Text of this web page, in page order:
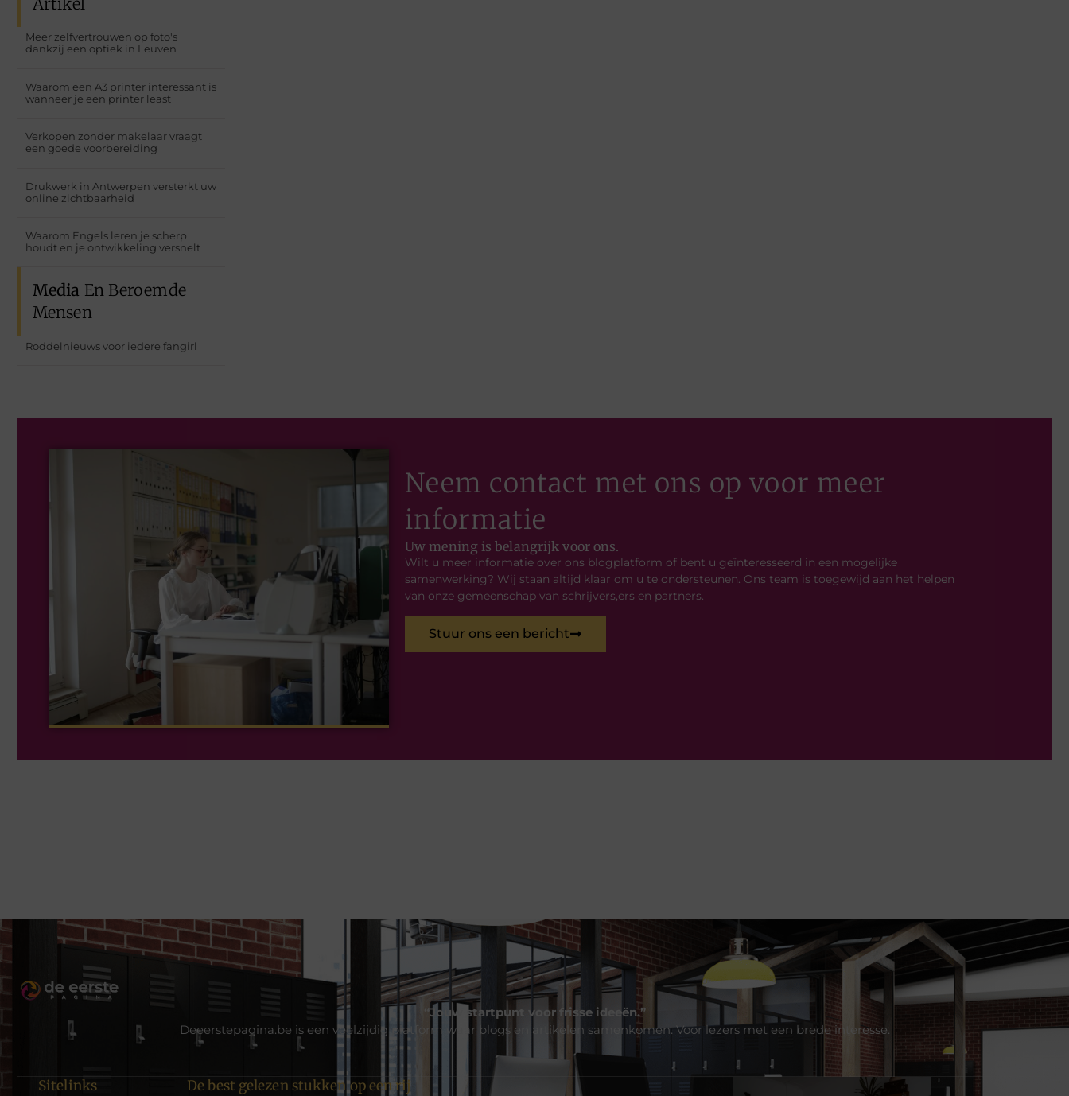
Meer zelfvertrouwen op foto's
dankzij een optiek in Leuven
Waarom een A3 printer interessant is
wanneer je een printer least
Verkopen zonder makelaar vraagt
een goede voorbereiding
Drukwerk in Antwerpen versterkt uw
online zichtbaarheid
Waarom Engels leren je scherp
houdt en je ontwikkeling versnelt
Media En Beroemde
Mensen
Roddelnieuws voor iedere fangirl
Neem contact met ons op voor meer
informatie
Uw mening is belangrijk voor ons.
Wilt u meer informatie over ons blogplatform of bent u geïnteresseerd in een mogelijke
samenwerking? Wij staan altijd klaar om u te ondersteunen. Ons team is toegewijd aan het helpen
van onze gemeenschap van schrijvers,ers en partners.
Stuur ons een bericht
“Jouw startpunt voor frisse ideeën.”
Deeerstepagina.be is een veelzijdig platform waar blogs en artikelen samenkomen. Voor lezers met een brede interesse.
Sitelinks De best gelezen stukken op een rij